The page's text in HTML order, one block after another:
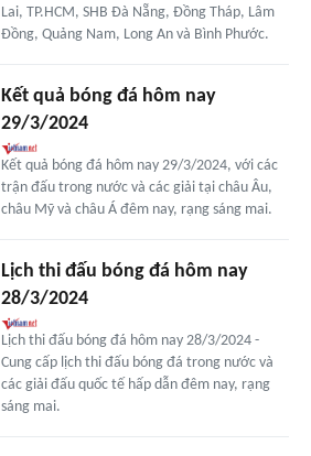
Lai, TP.HCM, SHB Đà Nẵng, Đồng Tháp, Lâm
Đồng, Quảng Nam, Long An và Bình Phước.
Kết quả bóng đá hôm nay
29/3/2024
Kết quả bóng đá hôm nay 29/3/2024, với các
trận đấu trong nước và các giải tại châu Âu,
châu Mỹ và châu Á đêm nay, rạng sáng mai.
Lịch thi đấu bóng đá hôm nay
28/3/2024
Lịch thi đấu bóng đá hôm nay 28/3/2024 -
Cung cấp lịch thi đấu bóng đá trong nước và
các giải đấu quốc tế hấp dẫn đêm nay, rạng
sáng mai.